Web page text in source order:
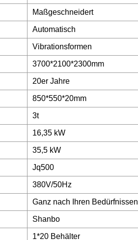
Maßgeschneidert
Automatisch
Vibrationsformen
3700*2100*2300mm
20er Jahre
850*550*20mm
3t
16,35 kW
35,5 kW
Jq500
380V/50Hz
Ganz nach Ihren Bedürfnissen
Shanbo
1*20 Behälter